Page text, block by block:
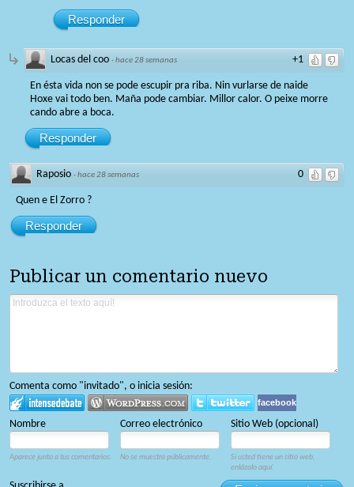
Responder
+1
Locas del coo ·hace 28 semanas
En ésta vida non se pode escupir pra riba. Nin vurlarse de naide
Hoxe vai todo ben. Maña pode cambiar. Millor calor. O peixe morre
cando abre a boca.
Responder
0
Raposio ·hace 28 semanas
Quen e El Zorro ?
Responder
Publicar un comentario nuevo
Comenta como "invitado", o inicia sesión:
facebook
Nombre Correo electrónico Sitio Web (opcional)
Aparece junto a tus comentarios. No se muestra públicamente.
Si usted tiene un sitio web,
enlázalo aquí.